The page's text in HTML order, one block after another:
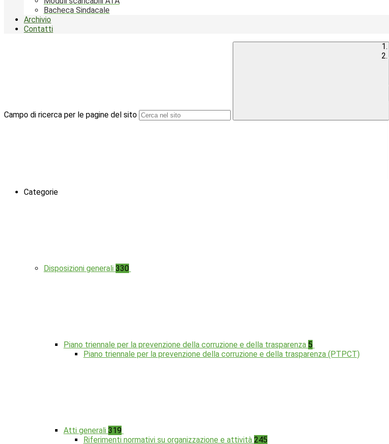
Bacheca Sindacale
Archivio
Contatti
Campo di ricerca per le pagine del sito
Categorie
Disposizioni generali 330
Piano triennale per la prevenzione della corruzione e della trasparenza 5
Piano triennale per la prevenzione della corruzione e della trasparenza (PTPCT)
Atti generali 319
Riferimenti normativi su organizzazione e attività 245